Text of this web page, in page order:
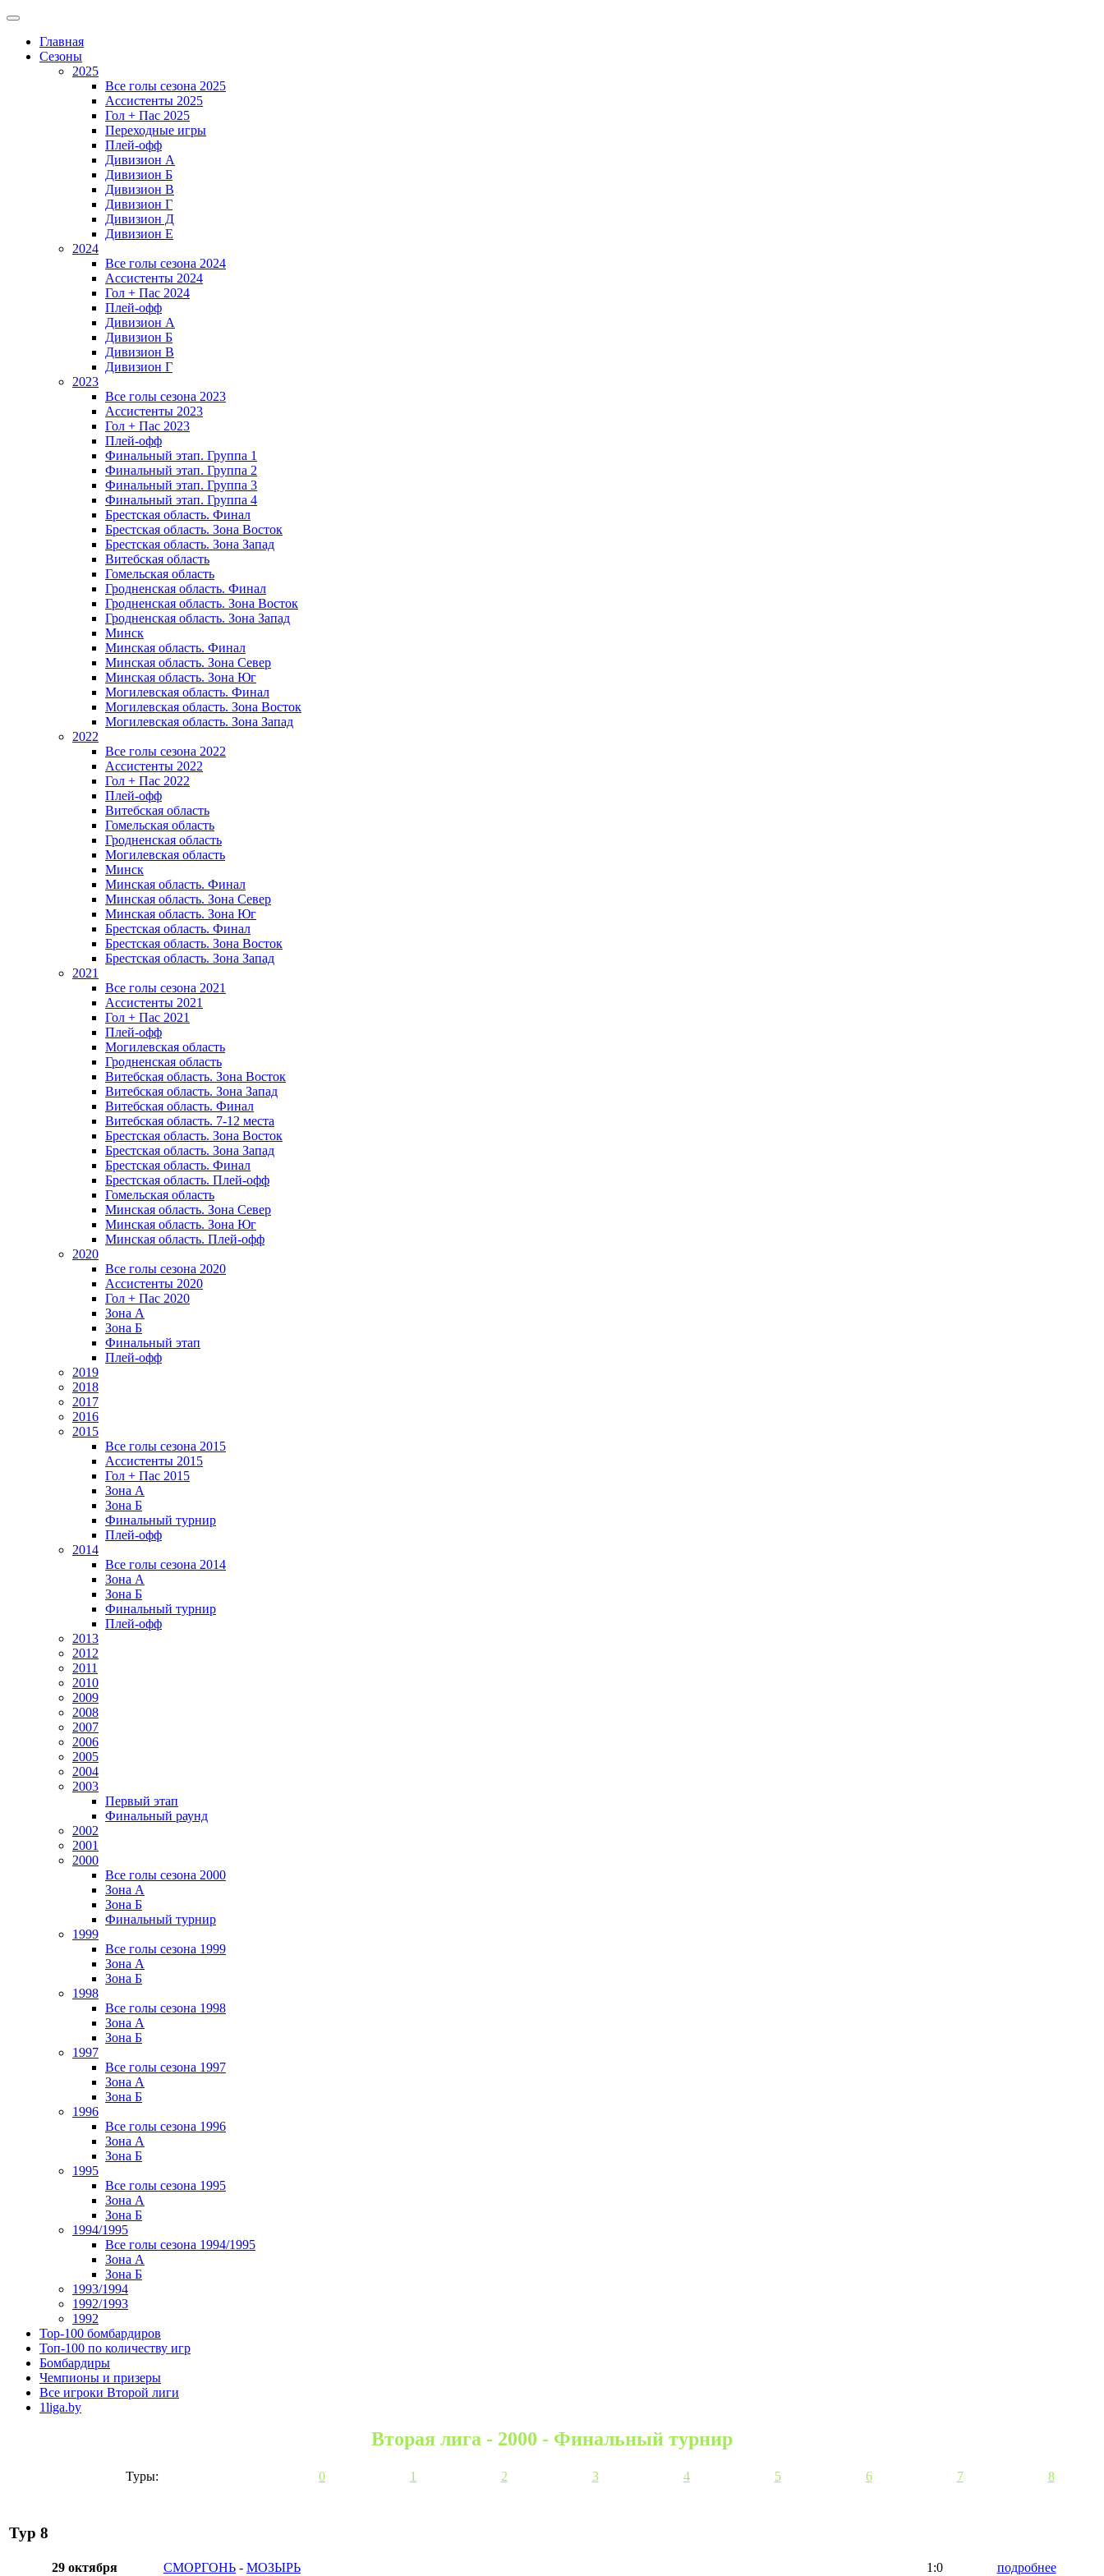
Главная
Сезоны
2025
Все голы сезона 2025
Ассистенты 2025
Гол + Пас 2025
Переходные игры
Плей-офф
Дивизион A
Дивизион Б
Дивизион В
Дивизион Г
Дивизион Д
Дивизион Е
2024
Все голы сезона 2024
Ассистенты 2024
Гол + Пас 2024
Плей-офф
Дивизион A
Дивизион Б
Дивизион В
Дивизион Г
2023
Все голы сезона 2023
Ассистенты 2023
Гол + Пас 2023
Плей-офф
Финальный этап. Группа 1
Финальный этап. Группа 2
Финальный этап. Группа 3
Финальный этап. Группа 4
Брестская область. Финал
Брестская область. Зона Восток
Брестская область. Зона Запад
Витебская область
Гомельская область
Гродненская область. Финал
Гродненская область. Зона Восток
Гродненская область. Зона Запад
Минск
Минская область. Финал
Минская область. Зона Север
Минская область. Зона Юг
Могилевская область. Финал
Могилевская область. Зона Восток
Могилевская область. Зона Запад
2022
Все голы сезона 2022
Ассистенты 2022
Гол + Пас 2022
Плей-офф
Витебская область
Гомельская область
Гродненская область
Могилевская область
Минск
Mинская область. Финал
Минская область. Зона Север
Минская область. Зона Юг
Брестская область. Финал
Брестская область. Зона Восток
Брестская область. Зона Запад
2021
Все голы сезона 2021
Ассистенты 2021
Гол + Пас 2021
Плей-офф
Могилевская область
Гродненская область
Витебская область. Зона Восток
Витебская область. Зона Запад
Витебская область. Финал
Витебская область. 7-12 места
Брестская область. Зона Восток
Брестская область. Зона Запад
Брестская область. Финал
Брестская область. Плей-офф
Гомельская область
Минская область. Зона Север
Минская область. Зона Юг
Минская область. Плей-офф
2020
Все голы сезона 2020
Ассистенты 2020
Гол + Пас 2020
Зона А
Зона Б
Финальный этап
Плей-офф
2019
2018
2017
2016
2015
Все голы сезона 2015
Ассистенты 2015
Гол + Пас 2015
Зона А
Зона Б
Финальный турнир
Плей-офф
2014
Все голы сезона 2014
Зона А
Зона Б
Финальный турнир
Плей-офф
2013
2012
2011
2010
2009
2008
2007
2006
2005
2004
2003
Первый этап
Финальный раунд
2002
2001
2000
Все голы сезона 2000
Зона А
Зона Б
Финальный турнир
1999
Все голы сезона 1999
Зона А
Зона Б
1998
Все голы сезона 1998
Зона А
Зона Б
1997
Все голы сезона 1997
Зона А
Зона Б
1996
Все голы сезона 1996
Зона А
Зона Б
1995
Все голы сезона 1995
Зона А
Зона Б
1994/1995
Все голы сезона 1994/1995
Зона А
Зона Б
1993/1994
1992/1993
1992
Top-100 бомбардиров
Топ-100 по количеству игр
Бомбардиры
Чемпионы и призеры
Все игроки Второй лиги
1liga.by
Вторая лига - 2000 - Финальный турнир
Туры: 0 1 2 3 4 5 6 7 8
Тур 8
29 октября СМОРГОНЬ - МОЗЫРЬ 1:0 подробнее